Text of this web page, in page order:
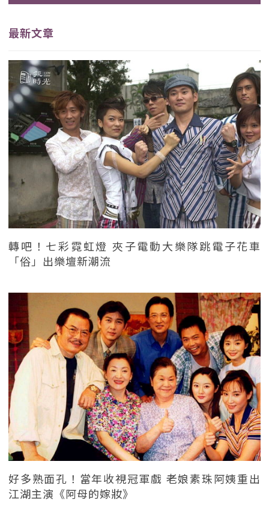
最新文章
轉吧！七彩霓虹燈 夾子電動大樂隊跳電子花車
「俗」出樂壇新潮流
好多熟面孔！當年收視冠軍戲 老娘素珠阿姨重出
江湖主演《阿母的嫁妝》